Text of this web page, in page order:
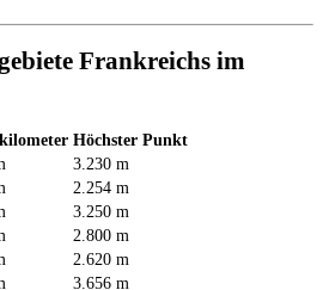
Frankreichs im
Höchster Punkt
3.230 m
2.254 m
3.250 m
2.800 m
2.620 m
3.656 m